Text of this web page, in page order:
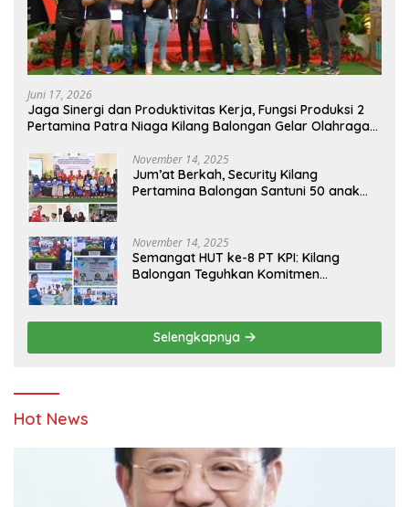
Juni 17, 2026
Jaga Sinergi dan Produktivitas Kerja, Fungsi Produksi 2
Pertamina Patra Niaga Kilang Balongan Gelar Olahraga
November 14, 2025
Jum’at Berkah, Security Kilang
Pertamina Balongan Santuni 50 anak
November 14, 2025
Semangat HUT ke-8 PT KPI: Kilang
Balongan Teguhkan Komitmen
Pendidikan
Selengkapnya
Hot News